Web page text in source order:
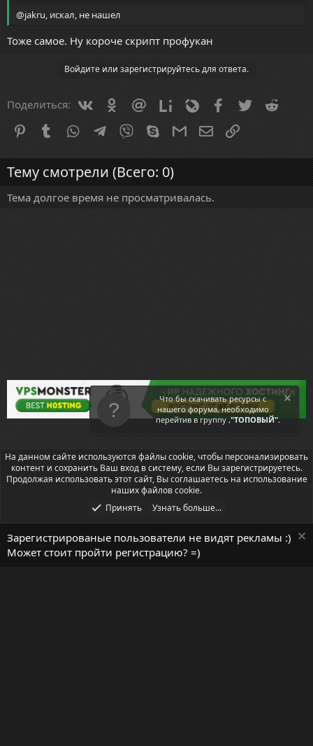
@jakru, искал, не нашел
Тоже самое. Ну короче скрипт профукан
Войдите или зарегистрируйтесь для ответа.
Поделиться: VkontakteOdnoklassniki
Mail.ruLiveinternetLivejournalFacebook
TwitterReddit
PinterestTumblrWhatsAppTelegram
Viber SkypeGmailЭлектронная почта
Ссылка
Тему смотрели (Всего: 0)
Тема долгое время не просматривалась.
Ищу скрипт
Что бы скачивать ресурсы с
нашего форума, необходимо
перейтив в группу ,"ТОПОВЫЙ".
На данном сайте используются файлы cookie, чтобы персонализировать
контент и сохранить Ваш вход в систему, если Вы зарегистрируетесь.
Продолжая использовать этот сайт, Вы соглашаетесь на использование
наших файлов cookie.
Принять
Узнать больше...
Зарегистрированые пользователи не видят рекламы :)
Может стоит пройти регистрацию? =)